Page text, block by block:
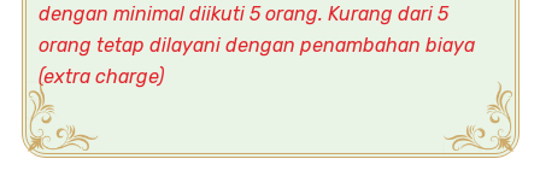
dengan minimal diikuti 5 orang. Kurang dari 5
orang tetap dilayani dengan penambahan biaya
(extra charge)